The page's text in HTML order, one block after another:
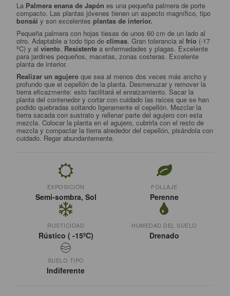
La Palmera enana de Japónes una pequeña palmera de porte
compacto. Las plantas jóvenes tienen un aspecto magnífico, tipo
bonsái y son excelentesplantas de interior.
Pequeña palmera con hojas tiesas de unos 60 cm de un lado al
otro. Adaptable a todo tipo declimas. Gran tolerancia alfrío (-17
ºC) y alviento. Resistente a enfermedades y plagas. Excelente
para jardines pequeños, macetas, zonas costeras. Excelente
planta de interior.
Realizar un agujero que sea al menos dos veces más ancho y
profundo que el cepellón de la planta. Desmenuzar y remover la
tierra eficazmente: esto facilitará el enraizamiento. Sacar la
planta del contenedor y cortar con cuidado las raíces que se han
podido quebradas soltando ligeramente el cepellón. Mezclar la
tierra sacada con sustrato y rellenar parte del agujero con esta
mezcla. Colocar la planta en el agujero, cubrirla con el resto de
mezcla y compactar la tierra alrededor del cepellón, pisándola con
cuidado. Regar abundantemente.
EXPOSICIÓN
Semi-sombra, Sol
FOLLAJE
Perenne
RUSTICIDAD
Rústico ( -15ºC)
HUMEDAD DEL SUELO
Drenado
SUELO TIPO
Indiferente